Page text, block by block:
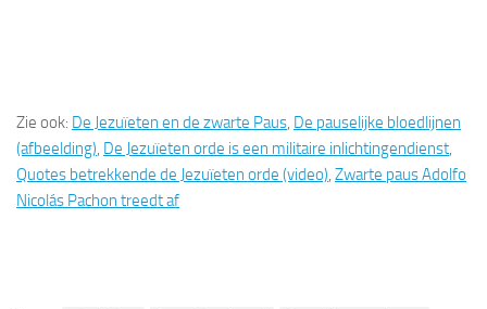
Zie ook: De Jezuïeten en de zwarte Paus, De pauselijke bloedlijnen
(afbeelding), De Jezuïeten orde is een militaire inlichtingendienst,
Quotes betrekkende de Jezuïeten orde (video), Zwarte paus Adolfo
Nicolás Pachon treedt af